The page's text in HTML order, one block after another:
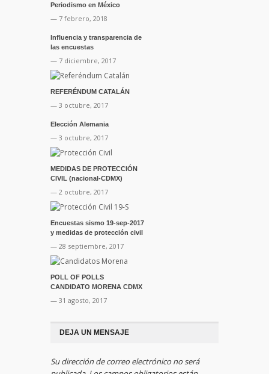
Periodismo en México
— 7 febrero, 2018
Influencia y transparencia de
las encuestas
— 7 diciembre, 2017
REFERÉNDUM CATALÁN
— 3 octubre, 2017
Elección Alemania
— 3 octubre, 2017
MEDIDAS DE PROTECCIÓN
CIVIL (nacional-CDMX)
— 2 octubre, 2017
Encuestas sismo 19-sep-2017
y medidas de protección civil
— 28 septiembre, 2017
POLL OF POLLS
CANDIDATO MORENA CDMX
— 31 agosto, 2017
DEJA UN MENSAJE
Su dirección de correo electrónico no será